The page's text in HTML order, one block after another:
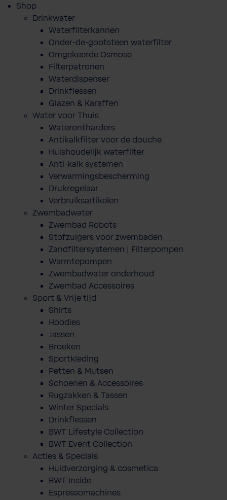
Shop
Drinkwater
Waterfilterkannen
Onder-de-gootsteen waterfilter
Omgekeerde Osmose
Filterpatronen
Waterdispenser
Drinkflessen
Glazen & Karaffen
Water voor Thuis
Waterontharders
Antikalkfilter voor de douche
Huishoudelijk waterfilter
Anti-kalk systemen
Verwarmingsbescherming
Drukregelaar
Verbruiksartikelen
Zwembadwater
Zwembad Robots
Stofzuigers voor zwembaden
Zandfiltersystemen | Filterpompen
Warmtepompen
Zwembadwater onderhoud
Zwembad Accessoires
Sport & Vrije tijd
Shirts
Hoodies
Jassen
Broeken
Sportkleding
Petten & Mutsen
Schoenen & Accessoires
Rugzakken & Tassen
Winter Specials
Drinkflessen
BWT Lifestyle Collection
BWT Event Collection
Acties & Specials
Huidverzorging & cosmetica
BWT Inside
Espressomachines